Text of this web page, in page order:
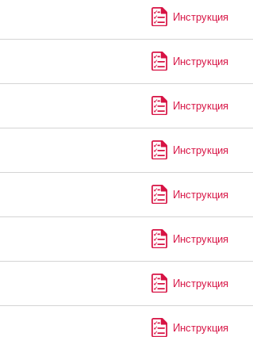
Инструкция
Инструкция
Инструкция
Инструкция
Инструкция
Инструкция
Инструкция
Инструкция